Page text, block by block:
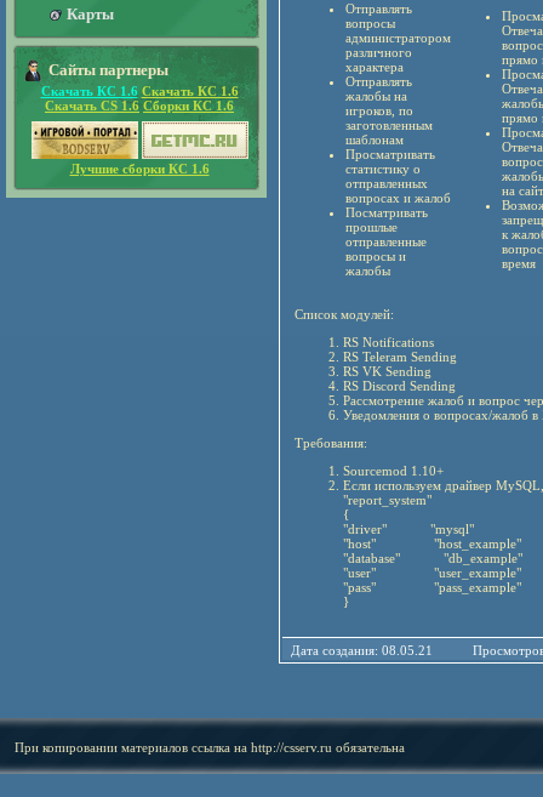
Отправлять
вопросы
администратором
различного
характера
Отправлять
жалобы на
игроков, по
заготовленным
шаблонам
Просматривать
статистику о
отправленных
вопросах и жалоб
Посматривать
прошлые
отправленные
вопросы и
жалобы
прямо
прямо
на
к
время
Список модулей:
RS Notifications
RS Teleram Sending
RS VK Sending
RS Discord Sending
Рассмотрение жалоб и вопрос
Уведомления о вопросах/жалоб в
Требования:
Sourcemod 1.10+
Если используем драйвер
"report_system"
{
"driver" "mysql"
"host" "host_example"
"database" "db_example"
"user" "user_example"
"pass" "pass_example"
}
Дата создания: 08.05.21
Карты
Сайты партнеры
Скачать КС 1.6 Скачать КС 1.6
Скачать CS 1.6 Сборки КС 1.6
Лучшие сборки КС 1.6
При копировании материалов ссылка на http://csserv.ru обязательна